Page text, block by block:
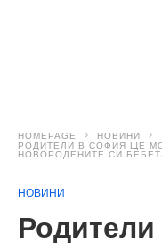
HOMEPAGE
НОВИНИ
РОДИТЕЛИ В СОФИЯ ЩЕ
НОВОРОДЕНИТЕ СИ
НОВИНИ